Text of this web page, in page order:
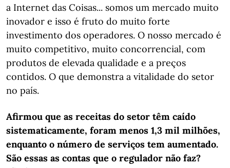
a Internet das Coisas... somos um mercado muito
inovador e isso é fruto do muito forte
investimento dos operadores. O nosso mercado é
muito competitivo, muito concorrencial, com
produtos de elevada qualidade e a preços
contidos. O que demonstra a vitalidade do setor
no país.
Afirmou que as receitas do setor têm caído
sistematicamente, foram menos 1,3 mil milhões,
enquanto o número de serviços tem aumentado.
São essas as contas que o regulador não faz?